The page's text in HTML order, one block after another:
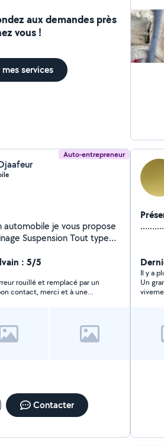
aux demandes près
vous !
services
Auto-entrepreneur
automobile je vous propose
: 5/5
rouillé et remplacé par un
contact, merci et à une
Contacter
Il y a
Un